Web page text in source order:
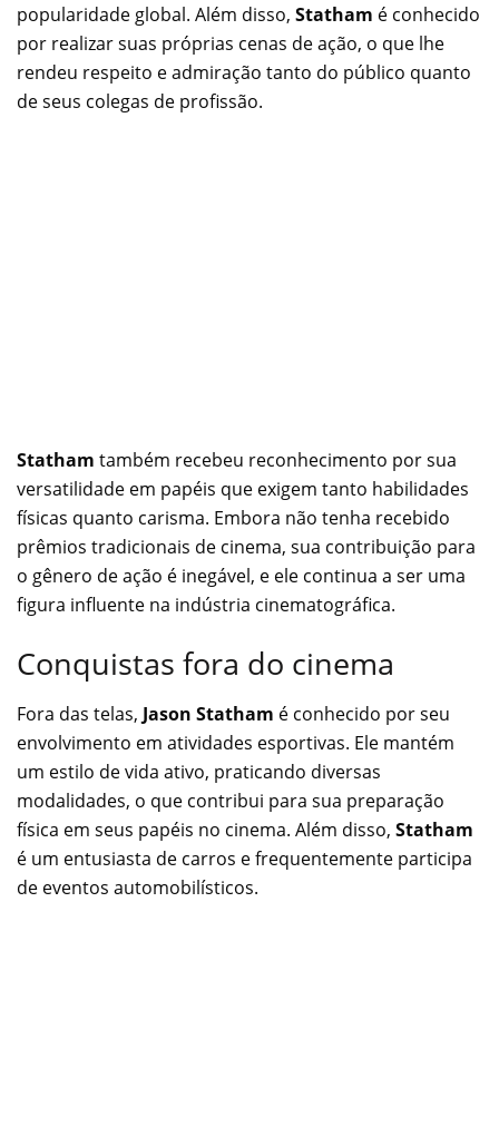
popularidade global. Além disso, Statham é conhecido
por realizar suas próprias cenas de ação, o que lhe
rendeu respeito e admiração tanto do público quanto
de seus colegas de profissão.
Statham também recebeu reconhecimento por sua
versatilidade em papéis que exigem tanto habilidades
físicas quanto carisma. Embora não tenha recebido
prêmios tradicionais de cinema, sua contribuição para
o gênero de ação é inegável, e ele continua a ser uma
figura influente na indústria cinematográfica.
Conquistas fora do cinema
Fora das telas, Jason Statham é conhecido por seu
envolvimento em atividades esportivas. Ele mantém
um estilo de vida ativo, praticando diversas
modalidades, o que contribui para sua preparação
física em seus papéis no cinema. Além disso, Statham
é um entusiasta de carros e frequentemente participa
de eventos automobilísticos.